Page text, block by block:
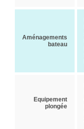
Aménagements
bateau
Equipement
plongée